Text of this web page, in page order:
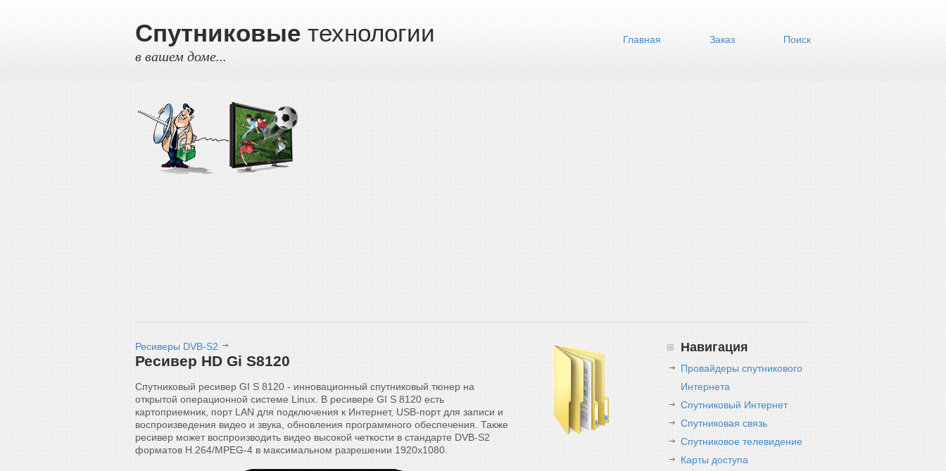
Спутниковые технологии
в вашем доме...
Главная Заказ Поиск
Ресиверы DVB-S2
Ресивер HD Gi S8120
Спутниковый ресивер GI S 8120 - инновационный спутниковый тюнер на
открытой операционной системе Linux. В ресивере GI S 8120 есть
картоприемник, порт LAN для подключения к Интернет, USB-порт для записи и
воспроизведения видео и звука, обновления программного обеспечения. Также
ресивер может воспроизводить видео высокой четкости в стандарте DVB-S2
форматов H.264/MPEG-4 в максимальном разрешении 1920x1080.
Навигация
Провайдеры спутникового
Интернета
Спутниковый Интернет
Спутниковая связь
Спутниковое телевидение
Карты доступа